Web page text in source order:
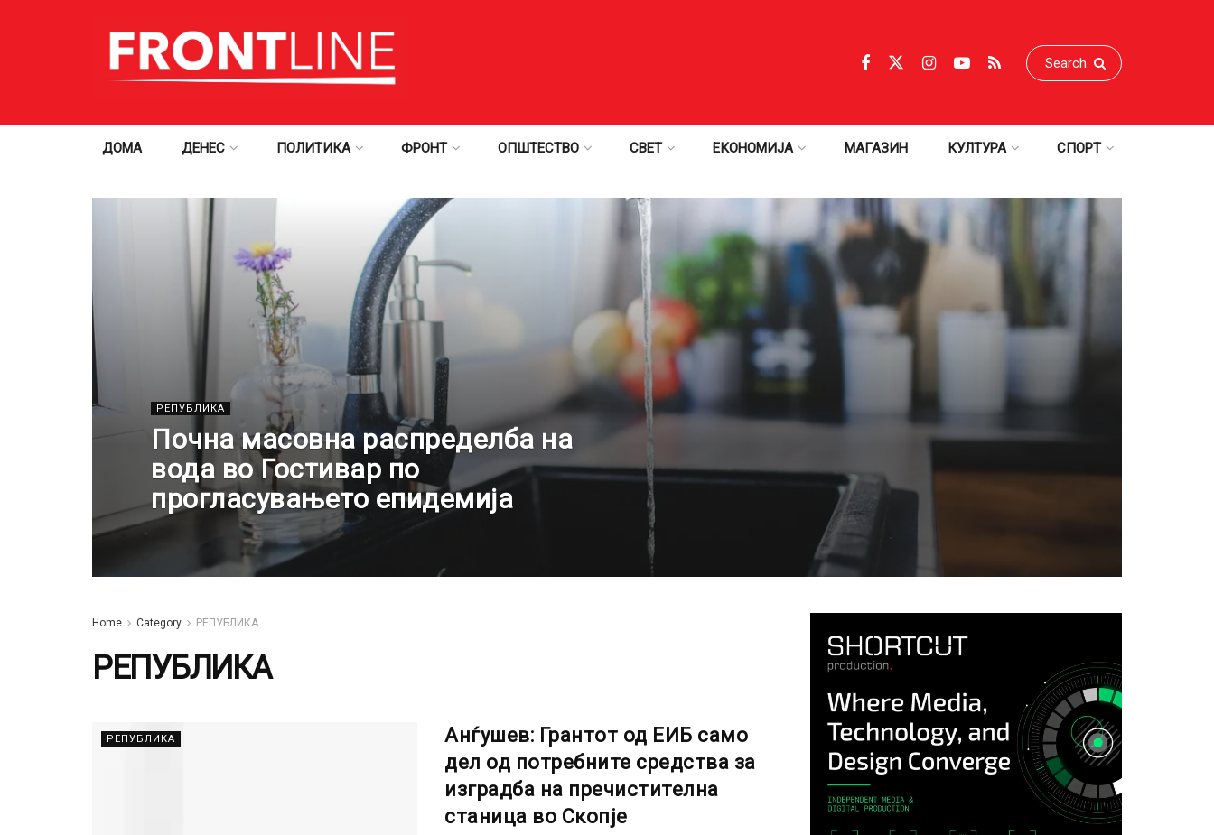
ДОМА ДЕНЕС ПОЛИТИКА ФРОНТ ОПШТЕСТВО СВЕТ ЕКОНОМИЈА МАГАЗИН КУЛТУРА СПОРТ
РЕПУБЛИКА
Почна масовна распределба на
вода во Гостивар по
прогласувањето епидемија
Home Category РЕПУБЛИКА
РЕПУБЛИКА
РЕПУБЛИКА
Анѓушев: Грантот од ЕИБ само
дел од потребните средства за
изградба на пречистителна
станица во Скопје